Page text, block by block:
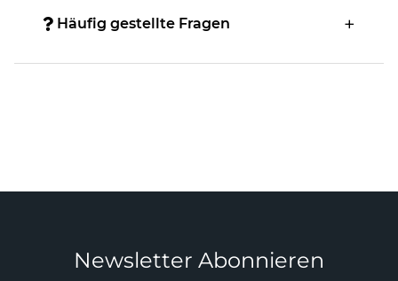
Häufig gestellte Fragen
Newsletter Abonnieren